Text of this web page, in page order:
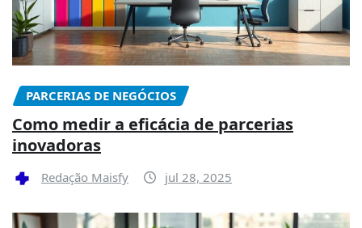
PARCERIAS DE NEGÓCIOS
Como medir a eficácia de parcerias
inovadoras
Redação Maisfy jul 28, 2025